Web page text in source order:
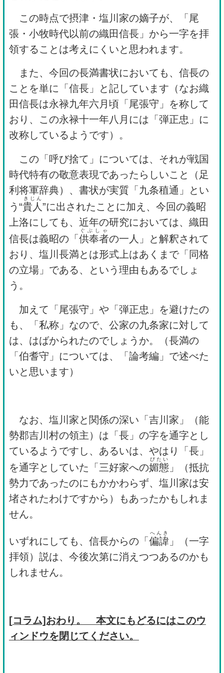
この時点で摂津・塩川家の嫡子が、「尾
張・小牧時代以前の織田信長」から一字を拝
領することは考えにくいと思われます。
また、今回の長満書状においても、信長の
ことを単に「信長」と記しています（なお織
田信長は永禄九年六月頃「尾張守」を称して
おり、この永禄十一年八月には「弾正忠」に
改称しているようです）。
この「呼び捨て」については、それが戦国
時代特有の敬意表現であったらしいこと（足
利将軍辞典）、書状が実質「九条稙通」とい
う“貴人
きじん
”に出されたことに加え、今回の義昭
上洛にしても、近年の研究においては、織田
信長は義昭の「 供奉者
ぐぶしゃ
の一人」と解釈されて
おり、塩川長満とは形式上はあくまで「同格
の立場」である、という理由もあるでしょ
う。
加えて「尾張守」や「弾正忠」を避けたの
も、「私称」なので、公家の九条家に対して
は、はばかられたのでしょうか。（長満の
「伯耆守」については、「論考編」で述べた
いと思います）
なお、塩川家と関係の深い「吉川家」（能
勢郡吉川村の領主）は「長」の字を通字とし
ているようですし、あるいは、やはり「長」
を通字としていた「三好家への媚態
びたい
」（抵抗
勢力であったのにもかかわらず、塩川家は安
堵されたわけですから）もあったかもしれま
せん。
いずれにしても、信長からの「 偏諱
へんき
」（一字
拝領）説は、今後次第に消えつつあるのかも
しれません。
[コラム]おわり。 本文にもどるにはこのウ
ィンドウを閉じてください。